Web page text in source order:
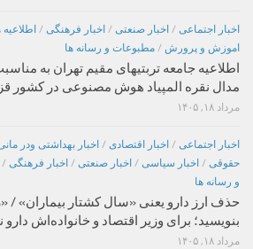
اخبار اجتماعی / اخبار صنعتی / اخبار فرهنگی / اطلاعیه
اموزش و پرورش / مطبوعات و رسانه ها
اطلاعیه جامعه تربتیهای مقیم تهران به
مدال نقره المپیاد هوش مصنوعی در کشور
مرداد ۱۸, ۱۴۰۵
اخبار اجتماعی / اخبار اقتصادی / اخبار بهداشتی ودر
حقوقی / اخبار سیاسی / اخبار صنعتی / اخبار فرهنگی /
و رسانه ها
حذف ارز دارو یعنی «سال کشتار بیماران» /
بنویسید؛ برای وزیر اقتصاد و خانواده‌اش دارو
مرداد ۱۸, ۱۴۰۵